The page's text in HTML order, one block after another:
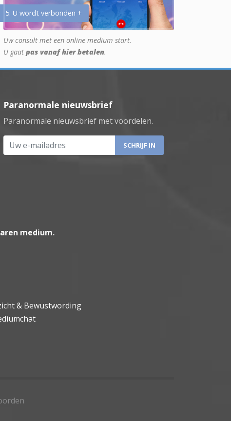
5. U wordt verbonden +
Uw consult met een online medium start.
U gaat pas vanaf hier betalen.
Paranormale nieuwsbrief
Paranormale nieuwsbrief met voordelen.
Uw e-mailadres
medium.
& Bewustwording